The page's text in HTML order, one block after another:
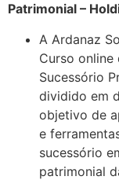
Patrimonial –
A Ardanaz
Curso online
Sucessório
dividido em
objetivo de
e
sucessório
patrimonial